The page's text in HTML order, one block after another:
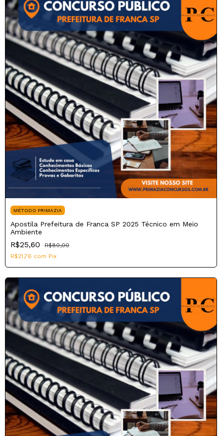
MÉTODO PRIMAZIA
Apostila Prefeitura de Franca SP 2025 Técnico em Meio
Ambiente
R$25,60
R$80,00
R$21,76 com Pix